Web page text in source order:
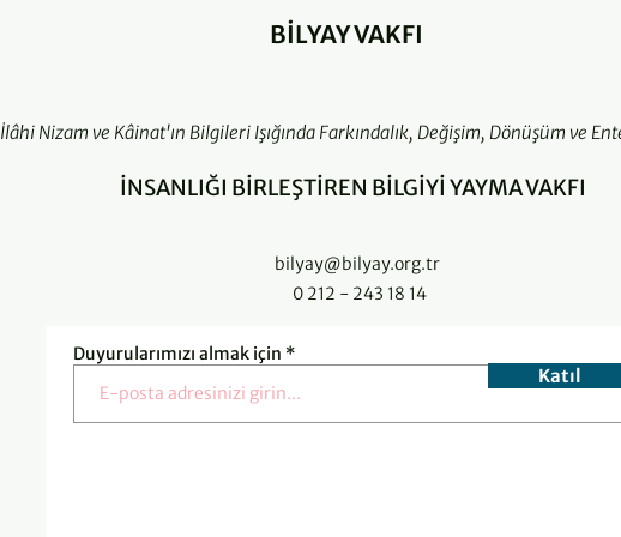
BİLYAY VAKFI
İlâhi Nizam ve Kâinat'ın Bilgileri Işığında Farkındalık, Değişim, Dönüşüm ve
İNSANLIĞI BİRLEŞTİREN BİLGİYİ YAYMA VAKFI
bilyay@bilyay.org.tr
0 212 - 243 18 14
Duyurularımızı almak için
Katıl